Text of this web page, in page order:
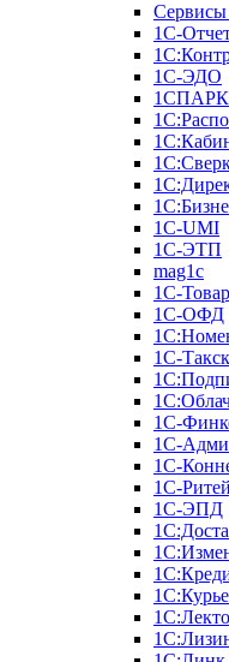
1С-
1С-ЭДО
1СПАРК
1С-UMI
1С-ЭТП
mag1c
1С-
1С-ОФД
1С-
1С-
1С-
1С-
1С-
1С-ЭПД